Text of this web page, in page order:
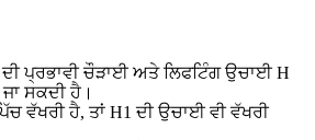
ਪ੍ਰਭਾਵੀ ਚੌੜਾਈ ਅਤੇ ਲਿਫਟਿੰਗ ਉਚਾਈ H
ਸਕਦੀ ਹੈ।
ਵੱਖਰੀ ਹੈ, ਤਾਂ H1 ਦੀ ਉਚਾਈ ਵੀ ਵੱਖਰੀ